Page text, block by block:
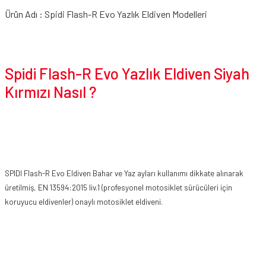
Ürün Adı : Spidi Flash-R Evo Yazlık Eldiven Modelleri
Spidi Flash-R Evo Yazlık Eldiven Siyah
Kırmızı Nasıl ?
SPIDI Flash-R Evo Eldiven Bahar ve Yaz ayları kullanımı dikkate alınarak
üretilmiş, EN 13594:2015 liv.1 (profesyonel motosiklet sürücüleri için
koruyucu eldivenler) onaylı motosiklet eldiveni.